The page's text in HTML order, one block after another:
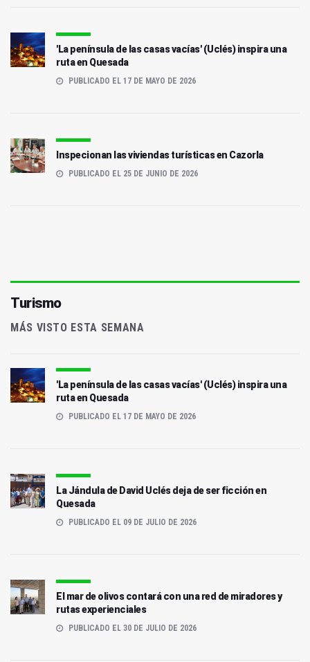
'La península de las casas vacías' (Uclés) inspira una
ruta en Quesada
PUBLICADO EL 17 DE MAYO DE 2026
Inspecionan las viviendas turísticas en Cazorla
PUBLICADO EL 25 DE JUNIO DE 2026
Turismo
MÁS VISTO ESTA SEMANA
'La península de las casas vacías' (Uclés) inspira una
ruta en Quesada
PUBLICADO EL 17 DE MAYO DE 2026
La Jándula de David Uclés deja de ser ficción en
Quesada
PUBLICADO EL 09 DE JULIO DE 2026
El mar de olivos contará con una red de miradores y
rutas experienciales
PUBLICADO EL 30 DE JULIO DE 2026